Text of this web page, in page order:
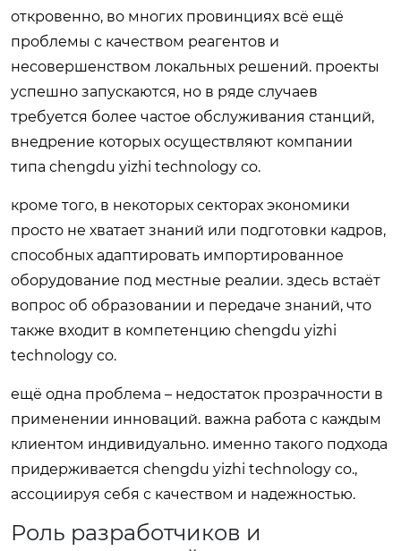
откровенно, во многих провинциях всё ещё
проблемы с качеством реагентов и
несовершенством локальных решений. проекты
успешно запускаются, но в ряде случаев
требуется более частое обслуживания станций,
внедрение которых осуществляют компании
типа chengdu yizhi technology co.
кроме того, в некоторых секторах экономики
просто не хватает знаний или подготовки кадров,
способных адаптировать импортированное
оборудование под местные реалии. здесь встаёт
вопрос об образовании и передаче знаний, что
также входит в компетенцию chengdu yizhi
technology co.
ещё одна проблема – недостаток прозрачности в
применении инноваций. важна работа с каждым
клиентом индивидуально. именно такого подхода
придерживается chengdu yizhi technology co.,
ассоциируя себя с качеством и надежностью.
Роль разработчиков и